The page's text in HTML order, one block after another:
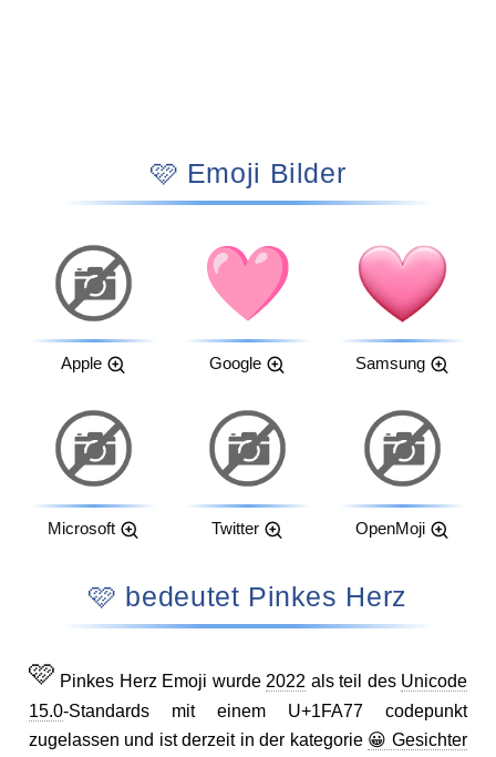
🩷 Emoji Bilder
Apple Google Samsung
Microsoft Twitter OpenMoji
🩷 bedeutet Pinkes Herz
🩷 Pinkes Herz Emoji wurde 2022 als teil des Unicode
15.0-Standards mit einem U+1FA77 codepunkt
zugelassen und ist derzeit in der kategorie 😀 Gesichter